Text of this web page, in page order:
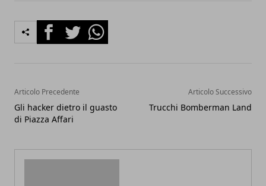
FacebookTwitterWhatsapp
Articolo Precedente
Gli hacker dietro il guasto
di Piazza Affari
Articolo Successivo
Trucchi Bomberman Land